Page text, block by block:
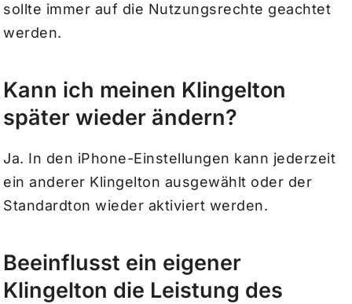
sollte immer auf die Nutzungsrechte geachtet
werden.
Kann ich meinen Klingelton
später wieder ändern?
Ja. In den iPhone-Einstellungen kann jederzeit
ein anderer Klingelton ausgewählt oder der
Standardton wieder aktiviert werden.
Beeinflusst ein eigener
Klingelton die Leistung des